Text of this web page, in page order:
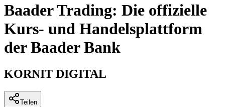
Baader Trading: Die offizielle
Kurs- und Handelsplattform
der Baader Bank
KORNIT DIGITAL
Teilen